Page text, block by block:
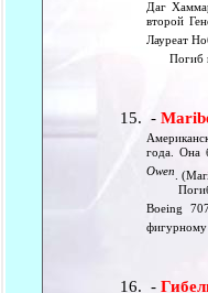
Даг
второй
Лауреат
Погиб в
-
года. Она
Owen .
Погибла
Boeing
-